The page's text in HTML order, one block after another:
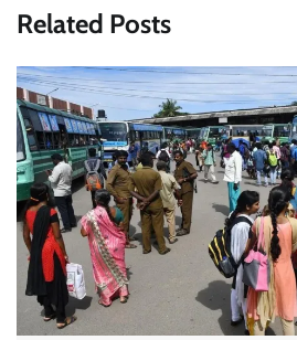
Related Posts